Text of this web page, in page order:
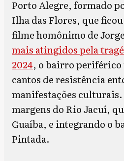
Porto Alegre, formado
Ilha das Flores, que
filme homônimo de
mais atingidos pela
2024, o bairro periférico
cantos de resistência
manifestações
margens do Rio Jacuí,
Guaíba, e integrando o
Pintada.